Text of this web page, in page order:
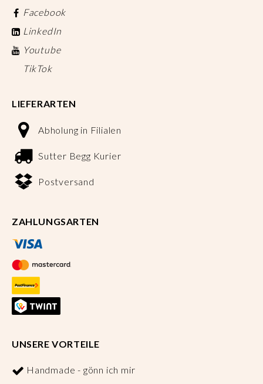
Facebook
LinkedIn
Youtube
TikTok
LIEFERARTEN
Abholung in Filialen
Sutter Begg Kurier
Postversand
ZAHLUNGSARTEN
UNSERE VORTEILE
Handmade - gönn ich mir